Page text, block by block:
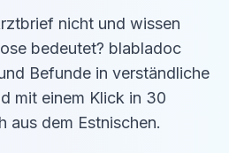
nicht und wissen
bedeutet? blabladoc
Befunde in verständliche
mit einem Klick in 30
aus dem Estnischen.